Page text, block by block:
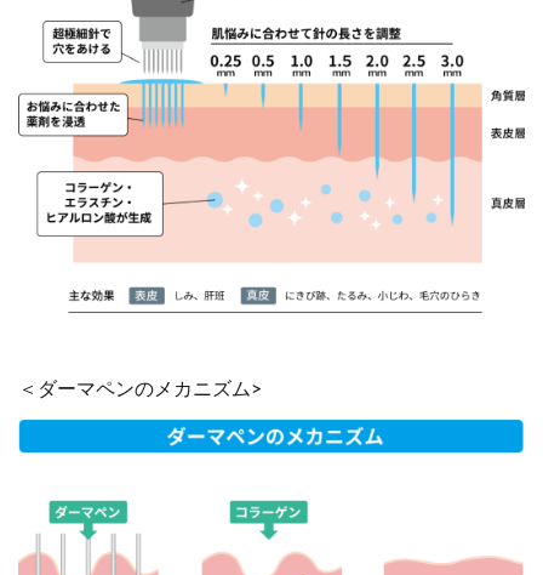
＜ダーマペンのメカニズム>